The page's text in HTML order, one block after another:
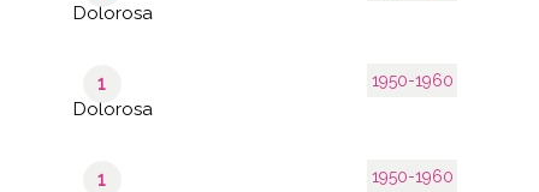
Dolorosa
1950-1960
1
Dolorosa
1950-1960
1